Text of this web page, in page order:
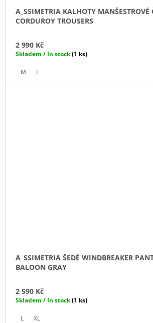
A_SSIMETRIA KALHOTY MANŠESTROVÉ
CORDUROY TROUSERS
2 990 Kč
Skladem / In stock(1 ks)
M L
A_SSIMETRIA ŠEDÉ WINDBREAKER
BALOON GRAY
2 590 Kč
Skladem / In stock(1 ks)
L XL